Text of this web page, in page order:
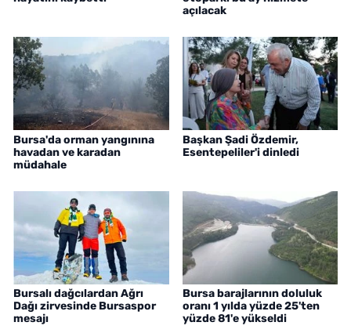
açılacak
Bursa'da orman yangınına
havadan ve karadan
müdahale
Başkan Şadi Özdemir,
Esentepeliler'i dinledi
Bursalı dağcılardan Ağrı
Dağı zirvesinde Bursaspor
mesajı
Bursa barajlarının doluluk
oranı 1 yılda yüzde 25'ten
yüzde 81'e yükseldi